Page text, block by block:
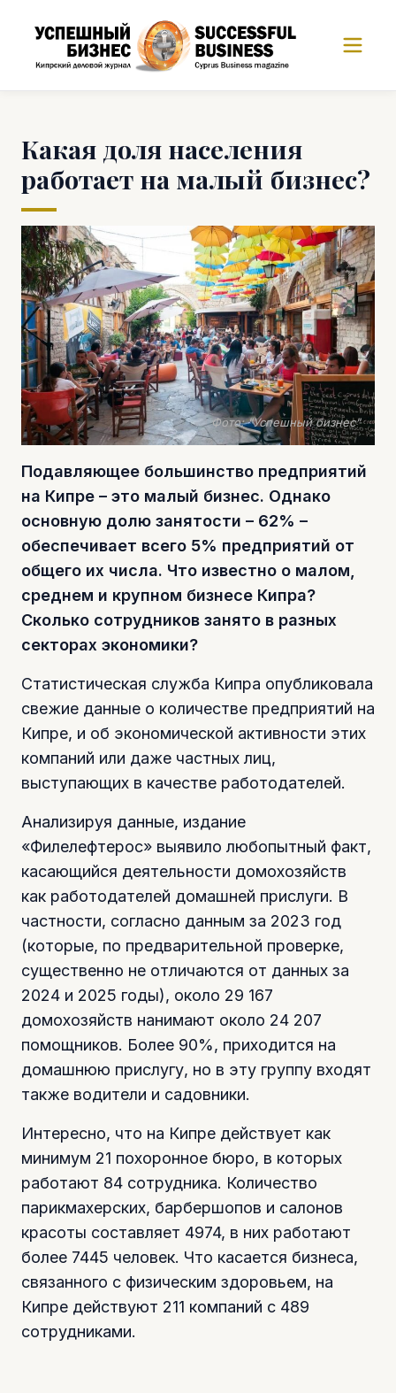
Какая доля населения
работает на малый бизнес?
Фото: "Успешный бизнес"
Подавляющее большинство предприятий
на Кипре – это малый бизнес. Однако
основную долю занятости – 62% –
обеспечивает всего 5% предприятий от
общего их числа. Что известно о малом,
среднем и крупном бизнесе Кипра?
Сколько сотрудников занято в разных
секторах экономики?
Статистическая служба Кипра опубликовала
свежие данные о количестве предприятий на
Кипре, и об экономической активности этих
компаний или даже частных лиц,
выступающих в качестве работодателей.
Анализируя данные, издание
«Филелефтерос» выявило любопытный факт,
касающийся деятельности домохозяйств
как работодателей домашней прислуги. В
частности, согласно данным за 2023 год
(которые, по предварительной проверке,
существенно не отличаются от данных за
2024 и 2025 годы), около 29 167
домохозяйств нанимают около 24 207
помощников. Более 90%, приходится на
домашнюю прислугу, но в эту группу входят
также водители и садовники.
Интересно, что на Кипре действует как
минимум 21 похоронное бюро, в которых
работают 84 сотрудника. Количество
парикмахерских, барбершопов и салонов
красоты составляет 4974, в них работают
более 7445 человек. Что касается бизнеса,
связанного с физическим здоровьем, на
Кипре действуют 211 компаний с 489
сотрудниками.